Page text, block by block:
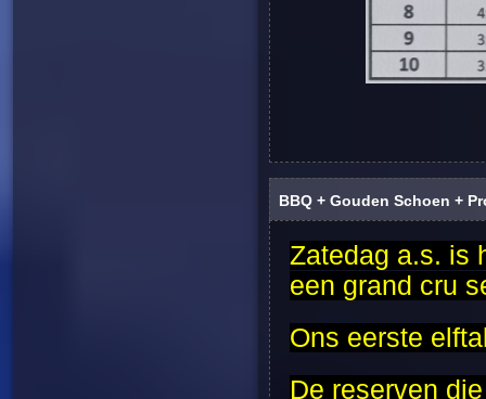
BBQ + Gouden Schoen +
Zatedag a.s. is
een grand cru
Ons eerste
De reserven